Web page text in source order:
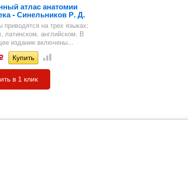
атлас анатомии
- Синельников Р. Д.
приводятся на трех языках:
латинском, английском. В
издание включены...
в 1 клик